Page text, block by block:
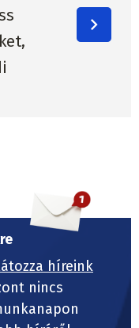
híreink
nincs